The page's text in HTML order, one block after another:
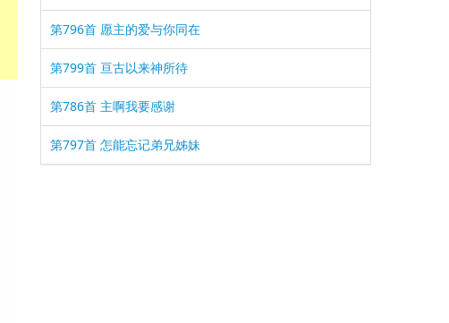
第796首 愿主的爱与你同在
第799首 亘古以来神所待
第786首 主啊我要感谢
第797首 怎能忘记弟兄姊妹